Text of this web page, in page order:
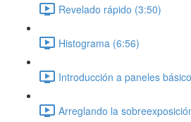
Revelado rápido (3:50)
Histograma (6:56)
Introducción a paneles
Arreglando la